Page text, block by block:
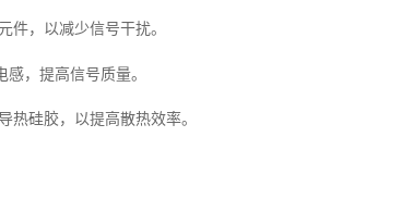
件，以减少信号干扰。
，提高信号质量。
热硅胶，以提高散热效率。